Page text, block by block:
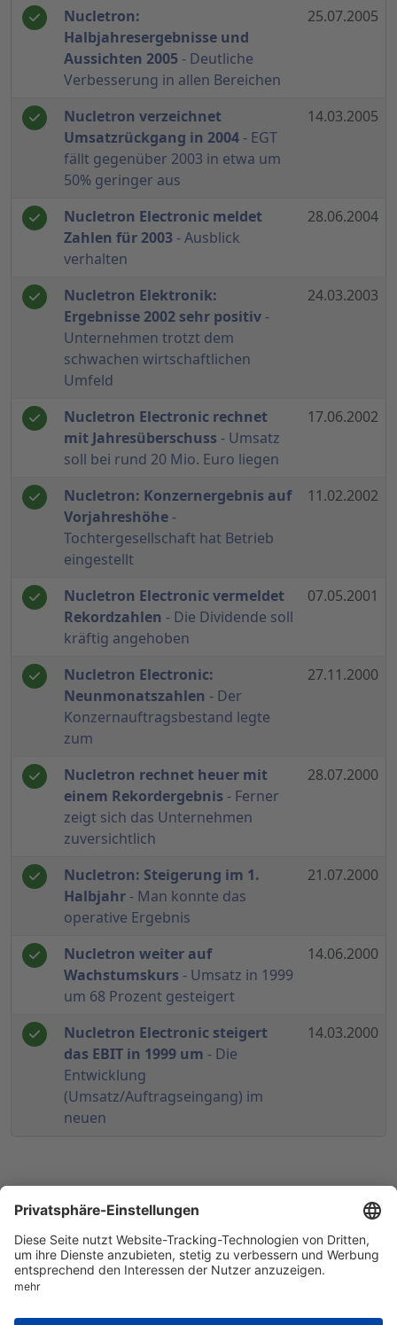
Nucletron:
Halbjahresergebnisse und
Aussichten 2005- Deutliche
Verbesserung in allen Bereichen
25.07.2005
Nucletron verzeichnet
Umsatzrückgang in 2004 - EGT
fällt gegenüber 2003 in etwa um
50% geringer aus
14.03.2005
Nucletron Electronic meldet
Zahlen für 2003- Ausblick
verhalten
28.06.2004
Nucletron Elektronik:
Ergebnisse 2002 sehr positiv -
Unternehmen trotzt dem
schwachen wirtschaftlichen
Umfeld
24.03.2003
Nucletron Electronic rechnet
mit Jahresüberschuss - Umsatz
soll bei rund 20 Mio. Euro liegen
17.06.2002
Nucletron: Konzernergebnis auf
Vorjahreshöhe -
Tochtergesellschaft hat Betrieb
eingestellt
11.02.2002
Nucletron Electronic vermeldet
Rekordzahlen - Die Dividende soll
kräftig angehoben
07.05.2001
Nucletron Electronic:
Neunmonatszahlen - Der
Konzernauftragsbestand legte
zum
27.11.2000
Nucletron rechnet heuer mit
einem Rekordergebnis - Ferner
zeigt sich das Unternehmen
zuversichtlich
28.07.2000
Nucletron: Steigerung im 1.
Halbjahr - Man konnte das
operative Ergebnis
21.07.2000
Nucletron weiter auf
Wachstumskurs - Umsatz in 1999
um 68 Prozent gesteigert
14.06.2000
Nucletron Electronic steigert
das EBIT in 1999 um - Die
Entwicklung
(Umsatz/Auftragseingang) im
neuen
14.03.2000
© 1998-2026by GSC Research GmbH
Datenschutz